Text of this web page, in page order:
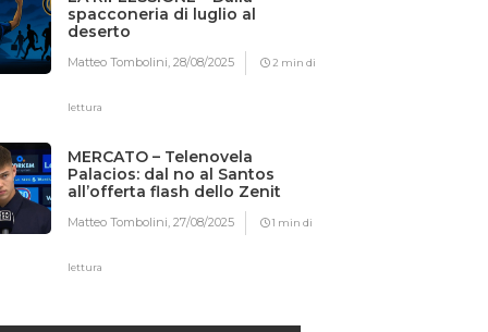
spacconeria di luglio al
deserto
Matteo Tombolini,28/08/2025 2 min di
lettura
MERCATO – Telenovela
Palacios: dal no al Santos
all’offerta flash dello Zenit
Matteo Tombolini,27/08/2025 1 min di
lettura